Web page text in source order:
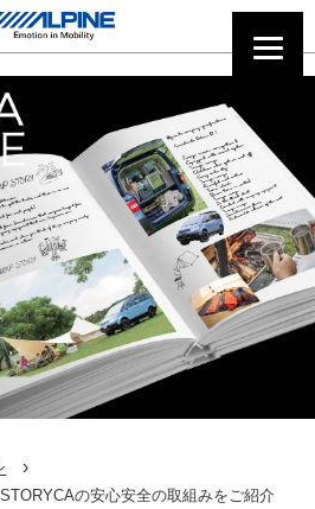
の安心安全の取組みをご紹介